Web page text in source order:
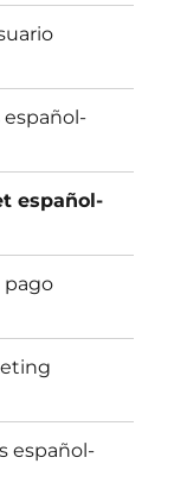
español-
español-
pago
español-